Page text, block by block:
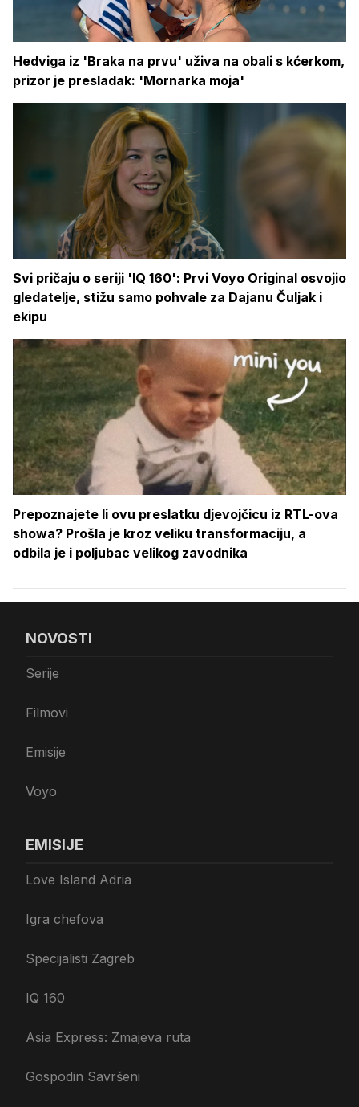
Hedviga iz 'Braka na prvu' uživa na obali s kćerkom,
prizor je presladak: 'Mornarka moja'
Svi pričaju o seriji 'IQ 160': Prvi Voyo Original osvojio
gledatelje, stižu samo pohvale za Dajanu Čuljak i
ekipu
Prepoznajete li ovu preslatku djevojčicu iz RTL-ova
showa? Prošla je kroz veliku transformaciju, a
odbila je i poljubac velikog zavodnika
NOVOSTI
Serije
Filmovi
Emisije
Voyo
EMISIJE
Love Island Adria
Igra chefova
Specijalisti Zagreb
IQ 160
Asia Express: Zmajeva ruta
Gospodin Savršeni